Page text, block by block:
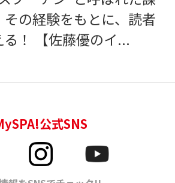
の経験をもとに、読者
！ 【佐藤優のイ...